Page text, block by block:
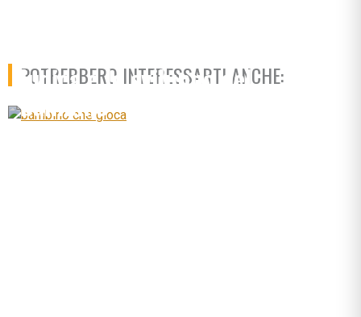
POTREBBERO INTERESSARTI ANCHE:
ludica e lo sviluppo del
bambino